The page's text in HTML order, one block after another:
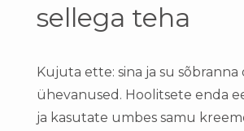
sellega teha
Kujuta ette: sina ja su sõbranna
ühevanused. Hoolitsete enda
ja kasutate umbes samu